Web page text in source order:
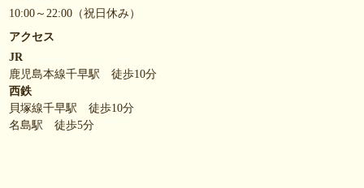
10:00～22:00（祝日休み）
アクセス
JR
鹿児島本線千早駅 徒歩10分
西鉄
貝塚線千早駅 徒歩10分
名島駅 徒歩5分